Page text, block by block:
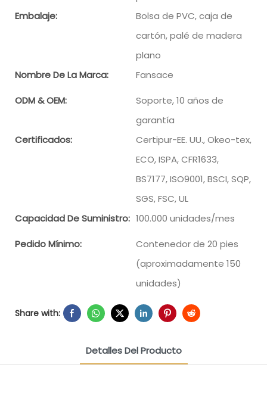
Embalaje:
Bolsa de PVC, caja de
cartón, palé de madera
plano
Nombre De La Marca:
Fansace
ODM & OEM:
Soporte, 10 años de
garantía
Certificados:
Certipur-EE. UU., Okeo-tex,
ECO, ISPA, CFR1633,
BS7177, ISO9001, BSCI, SQP,
SGS, FSC, UL
Capacidad De Suministro: 100.000 unidades/mes
Pedido Mínimo:
Contenedor de 20 pies
(aproximadamente 150
unidades)
Share with:
Detalles Del Producto